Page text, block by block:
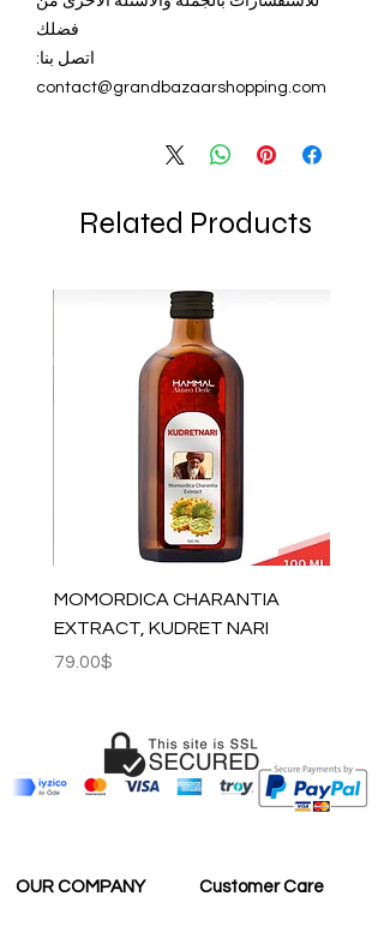
فضلك
اتصل بنا:
contact@grandbazaarshopping.com
Related Products
MOMORDICA CHARANTIA
EXTRACT, KUDRET NARI
Price
79.00$
OUR COMPANY Customer Care